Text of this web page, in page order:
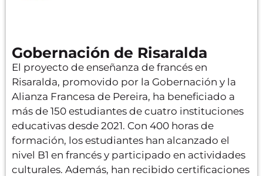
Gobernación de Risaralda
El proyecto de enseñanza de francés en
Risaralda, promovido por la Gobernación y la
Alianza Francesa de Pereira, ha beneficiado a
más de 150 estudiantes de cuatro instituciones
educativas desde 2021. Con 400 horas de
formación, los estudiantes han alcanzado el
nivel B1 en francés y participado en actividades
culturales. Además, han recibido certificaciones